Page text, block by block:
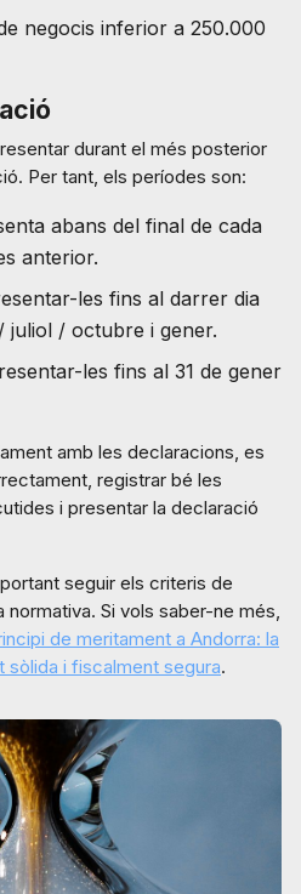
negocis inferior a 250.000
durant el més posterior
Per tant, els períodes son:
abans del final de cada
anterior.
les fins al darrer dia
juliol / octubre i gener.
les fins al 31 de gener
amb les declaracions, es
registrar bé les
i presentar la declaració
seguir els criteris de
Si vols saber-ne més,
de meritament a Andorra: la
sòlida i fiscalment segura.